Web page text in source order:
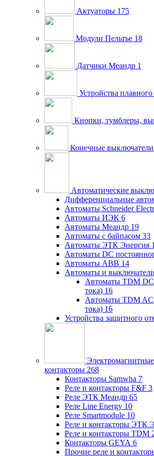
Актуаторы 175
Модули Пельтье 18
Датчики Меандр 1
Устройства плавного
Кнопки, тумблеры,
Конечные выключатели
Автоматические
Дифференциальные
Автоматы Schneider
Автоматы ИЭК 6
Автоматы Меандр 19
Автоматы с байпасом 33
Автоматы ЭТК Энергия
Автоматы DC
Автоматы ABB 14
Автоматы и
Автоматы TDM DC
тока) 16
Автоматы TDM AC
тока) 16
Устройства защитного
контакторы 268
Контакторы Samwha 7
Реле и контакторы F&F 3
Реле ЭТК Меандр 65
Реле Line Energy 10
Реле Smartmodule 10
Реле и контакторы ЭТК
Реле и контакторы TDM
Контакторы GEYA 6
Прочие реле и